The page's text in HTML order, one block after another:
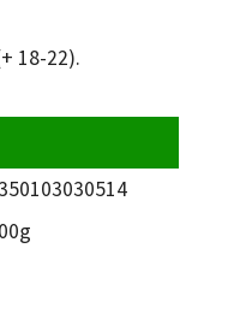
18-22).